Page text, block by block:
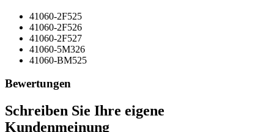
41060-2F525
41060-2F526
41060-2F527
41060-5M326
41060-BM525
Bewertungen
Schreiben Sie Ihre eigene
Kundenmeinung